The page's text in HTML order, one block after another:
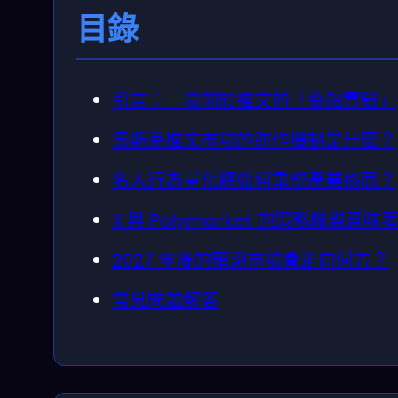
目錄
引言：一場關於推文的「金融實驗」
馬斯克推文市場的運作機制是什麼？
名人行為量化將如何重塑產業格局？
X 與 Polymarket 的策略聯盟意味
2027 年後的預測市場會走向何方？
常見問題解答